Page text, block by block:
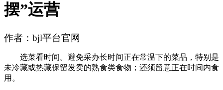
摆”运营
作者：bjl平台官网
选菜看时间。避免采办长时间正在常温下的菜品，特别是
未冷藏或热藏保留发卖的熟食类食物；还须留意正在时间内食
用。